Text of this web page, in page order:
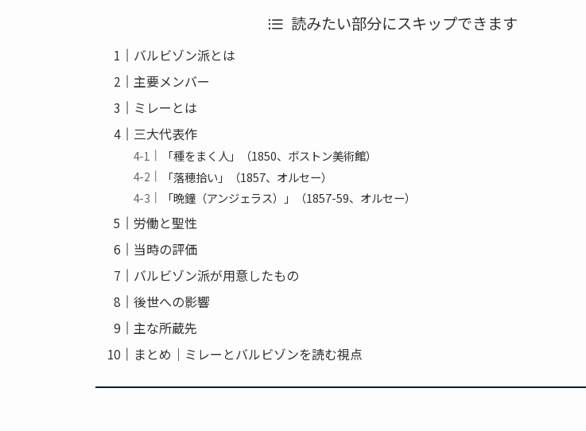
読みたい部分にスキップできます
バルビゾン派とは
主要メンバー
ミレーとは
三大代表作
「種をまく人」（1850、ボストン美術館）
「落穂拾い」（1857、オルセー）
「晩鐘（アンジェラス）」（1857-59、オルセー）
労働と聖性
当時の評価
バルビゾン派が用意したもの
後世への影響
主な所蔵先
まとめ｜ミレーとバルビゾンを読む視点